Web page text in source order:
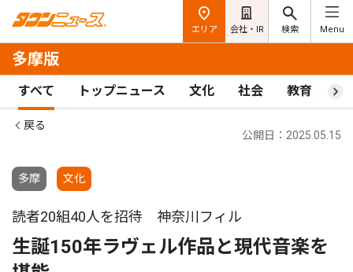
エリア 会社・IR 検索 Menu
多摩版
すべて トップニュース 文化 社会 教育 ス
戻る
多摩 文化
公開日：2025.05.15
読者20組40人を招待 神奈川フィル
生誕150年ラヴェル作品と現代音楽を